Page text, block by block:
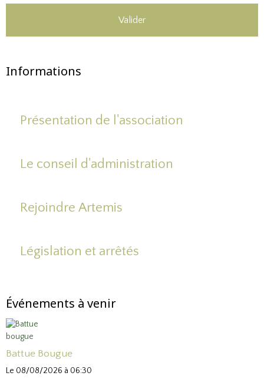
Valider
Informations
Présentation de l'association
Le conseil d'administration
Rejoindre Artemis
Législation et arrêtés
Événements à venir
Battue Bougue
Le 08/08/2026 à 06:30